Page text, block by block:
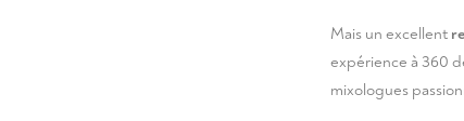
Mais un excellent
expérience à 360
mixologues